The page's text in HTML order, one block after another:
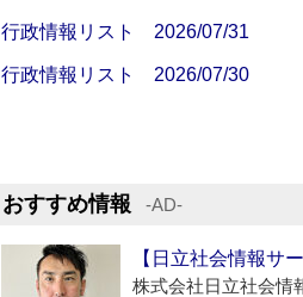
行政情報リスト 2026/07/31
行政情報リスト 2026/07/30
おすすめ情報 ‐AD‐
【日立社会情報サ
株式会社日立社会情